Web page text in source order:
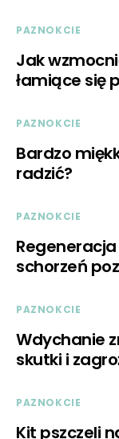
PAZNOKCIE
Jak
łamiące się
PAZNOKCIE
Bardzo
radzić?
PAZNOKCIE
schorzeń
PAZNOKCIE
Wdychanie
skutki i
PAZNOKCIE
Kit pszczeli